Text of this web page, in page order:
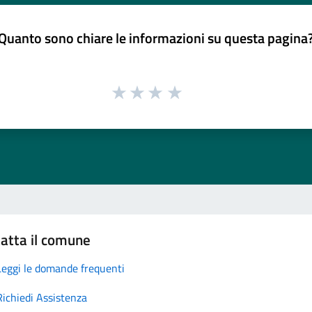
sono chiare le informazioni su questa
il comune
le domande frequenti
Assistenza